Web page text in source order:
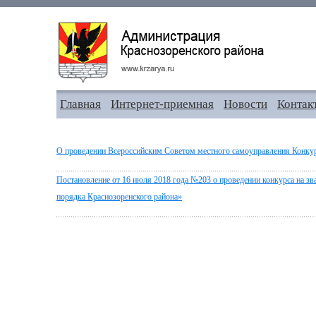
Главная Интернет-приемная Новости
О проведении Всероссийским Советом местного самоуправления
Постановление от 16 июля 2018 года №203 о проведении конкурса на
порядка Краснозоренского района»